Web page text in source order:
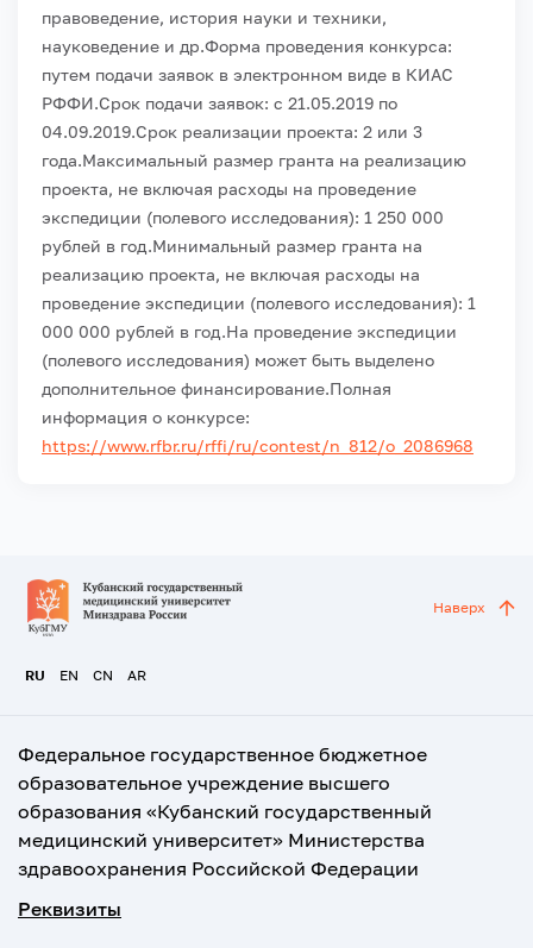
правоведение, история науки и техники,
науковедение и др.Форма проведения конкурса:
путем подачи заявок в электронном виде в КИАС
РФФИ.Срок подачи заявок: с 21.05.2019 по
04.09.2019.Срок реализации проекта: 2 или 3
года.Максимальный размер гранта на реализацию
проекта, не включая расходы на проведение
экспедиции (полевого исследования): 1 250 000
рублей в год.Минимальный размер гранта на
реализацию проекта, не включая расходы на
проведение экспедиции (полевого исследования): 1
000 000 рублей в год.На проведение экспедиции
(полевого исследования) может быть выделено
дополнительное финансирование.Полная
информация о конкурсе:
https://www.rfbr.ru/rffi/ru/contest/n_812/o_2086968
RU EN CN AR
Наверх
Федеральное государственное бюджетное
образовательное учреждение высшего
образования «Кубанский государственный
медицинский университет» Министерства
здравоохранения Российской Федерации
Реквизиты